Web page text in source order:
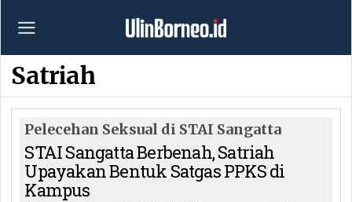
Satriah
Pelecehan Seksual di STAI Sangatta
STAI Sangatta Berbenah, Satriah
Upayakan Bentuk Satgas PPKS di
Kampus